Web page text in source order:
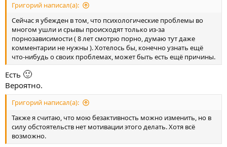
Григорий написал(а):
Сейчас я убежден в том, что психологические проблемы во
многом ушли и срывы происходят только из-за
порнозависимости ( 8 лет смотрю порно, думаю тут даже
комментарии не нужны ). Хотелось бы, конечно узнать ещё
что-нибудь о своих проблемах, может быть есть ещё причины.
Есть 🙂
Вероятно.
Григорий написал(а):
Также я считаю, что мою безактивность можно изменить, но в
силу обстоятельств нет мотивации этого делать. Хотя всё
возможно.